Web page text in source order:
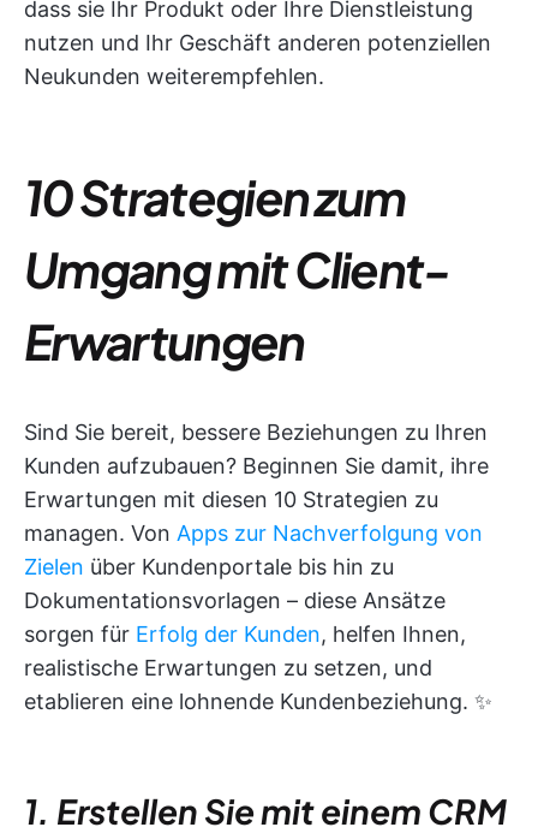
dass sie Ihr Produkt oder Ihre Dienstleistung
nutzen und Ihr Geschäft anderen potenziellen
Neukunden weiterempfehlen.
10 Strategien zum
Umgang mit Client-
Erwartungen
Sind Sie bereit, bessere Beziehungen zu Ihren
Kunden aufzubauen? Beginnen Sie damit, ihre
Erwartungen mit diesen 10 Strategien zu
managen. Von Apps zur Nachverfolgung von
Zielen über Kundenportale bis hin zu
Dokumentationsvorlagen – diese Ansätze
sorgen für Erfolg der Kunden, helfen Ihnen,
realistische Erwartungen zu setzen, und
etablieren eine lohnende Kundenbeziehung. ✨
1. Erstellen Sie mit einem CRM